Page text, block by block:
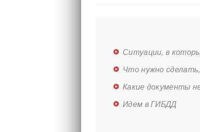
Ситуации, в
Что нужно
Какие документы
Идем в ГИБДД